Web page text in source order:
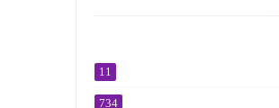
11
734